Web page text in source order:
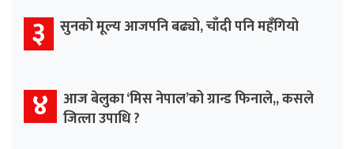
३ सुनको मूल्य आजपनि बढ्यो, चाँदी पनि महँगियो
४ आज बेलुका ‘मिस नेपाल’को ग्रान्ड फिनाले,, कसले
जित्ला उपाधि ?